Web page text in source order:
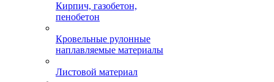
Кирпич, газобетон,
пенобетон
Кровельные рулонные
наплавляемые материалы
Листовой материал